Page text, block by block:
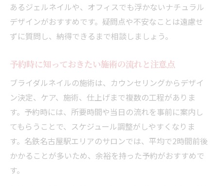
あるジェルネイルや、オフィスでも浮かないナチュラル
デザインがおすすめです。疑問点や不安なことは遠慮せ
ずに質問し、納得できるまで相談しましょう。
予約時に知っておきたい施術の流れと注意点
ブライダルネイルの施術は、カウンセリングからデザイ
ン決定、ケア、施術、仕上げまで複数の工程がありま
す。予約時には、所要時間や当日の流れを事前に案内し
てもらうことで、スケジュール調整がしやすくなりま
す。名鉄名古屋駅エリアのサロンでは、平均で2時間前後
かかることが多いため、余裕を持った予約がおすすめで
す。